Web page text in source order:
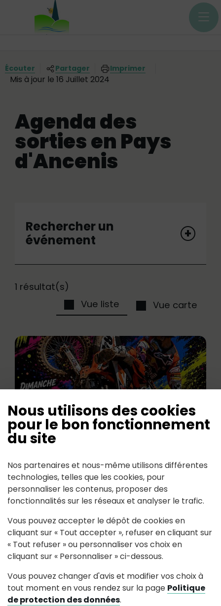
Panneau de gestion des cookies
Nous utilisons des cookies
pour le bon fonctionnement
du site
Nos partenaires et nous-même utilisons différentes
technologies, telles que les cookies, pour
personnaliser les contenus, proposer des
fonctionnalités sur les réseaux et analyser le trafic.
Vous pouvez accepter le dépôt de cookies en
cliquant sur « Tout accepter », refuser en cliquant sur
« Tout refuser » ou personnaliser vos choix en
cliquant sur « Personnaliser » ci-dessous.
Vous pouvez changer d'avis et modifier vos choix à
tout moment en vous rendez sur la page Politique
de protection des données.
Menu principal
Écouter Partager Imprimer
Mis à jour le 16 Juillet 2024
Agenda des
sorties en Pays
d'Ancenis
Rechercher un
événement
1 résultat(s)
Vue liste
Vue carte
20
JUIL.
- 21
SEPT.
Moto cross Cotellois
Suivez-nous